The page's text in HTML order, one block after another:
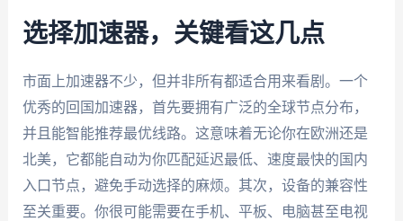
选择加速器，关键看这几点
市面上加速器不少，但并非所有都适合用来看剧。一个
优秀的回国加速器，首先要拥有广泛的全球节点分布，
并且能智能推荐最优线路。这意味着无论你在欧洲还是
北美，它都能自动为你匹配延迟最低、速度最快的国内
入口节点，避免手动选择的麻烦。其次，设备的兼容性
至关重要。你很可能需要在手机、平板、电脑甚至电视